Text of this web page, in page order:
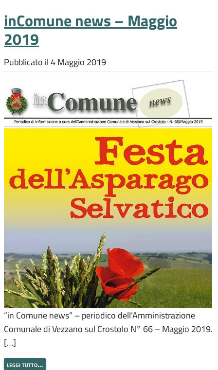
inComune news – Maggio
2019
Pubblicato il 4 Maggio 2019
“in Comune news” – periodico dell’Amministrazione
Comunale di Vezzano sul Crostolo N° 66 – Maggio 2019.
[…]
leggi tutto…